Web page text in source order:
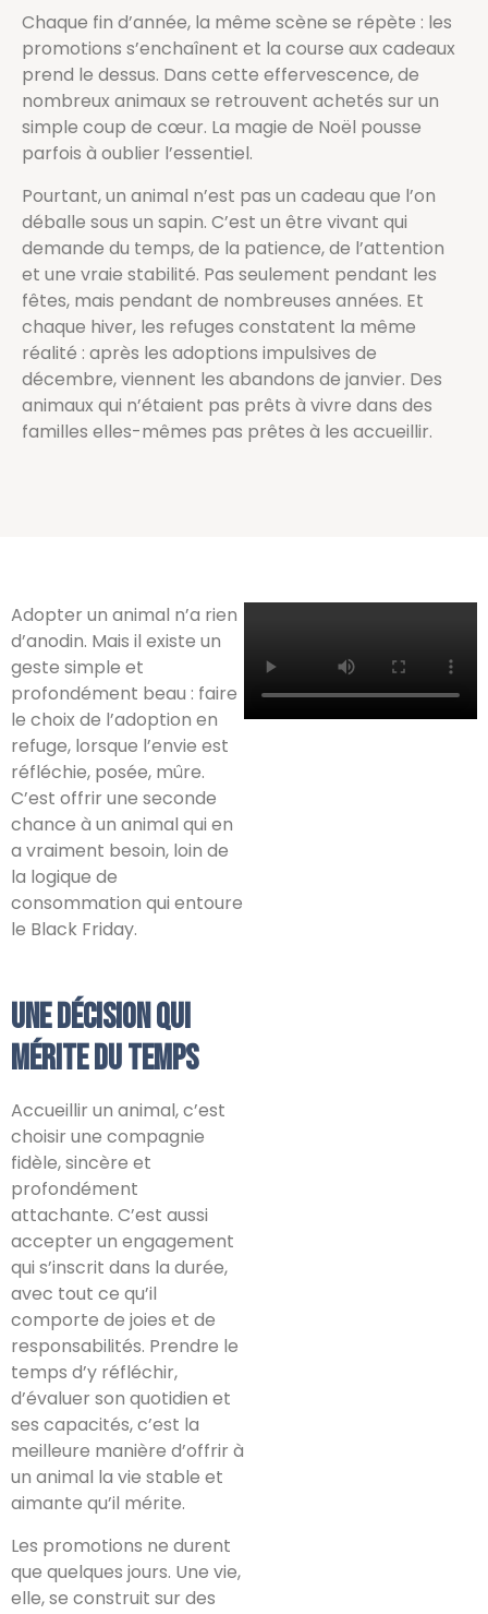
Chaque fin d’année, la même scène se répète : les
promotions s’enchaînent et la course aux cadeaux
prend le dessus. Dans cette effervescence, de
nombreux animaux se retrouvent achetés sur un
simple coup de cœur. La magie de Noël pousse
parfois à oublier l’essentiel.
Pourtant, un animal n’est pas un cadeau que l’on
déballe sous un sapin. C’est un être vivant qui
demande du temps, de la patience, de l’attention
et une vraie stabilité. Pas seulement pendant les
fêtes, mais pendant de nombreuses années. Et
chaque hiver, les refuges constatent la même
réalité : après les adoptions impulsives de
décembre, viennent les abandons de janvier. Des
animaux qui n’étaient pas prêts à vivre dans des
familles elles-mêmes pas prêtes à les accueillir.
Adopter un animal n’a rien
d’anodin. Mais il existe un
geste simple et
profondément beau : faire
le choix de l’adoption en
refuge, lorsque l’envie est
réfléchie, posée, mûre.
C’est offrir une seconde
chance à un animal qui en
a vraiment besoin, loin de
la logique de
consommation qui entoure
le Black Friday.
Une décision qui
mérite du temps
Accueillir un animal, c’est
choisir une compagnie
fidèle, sincère et
profondément
attachante. C’est aussi
accepter un engagement
qui s’inscrit dans la durée,
avec tout ce qu’il
comporte de joies et de
responsabilités. Prendre le
temps d’y réfléchir,
d’évaluer son quotidien et
ses capacités, c’est la
meilleure manière d’offrir à
un animal la vie stable et
aimante qu’il mérite.
Les promotions ne durent
que quelques jours. Une vie,
elle, se construit sur des